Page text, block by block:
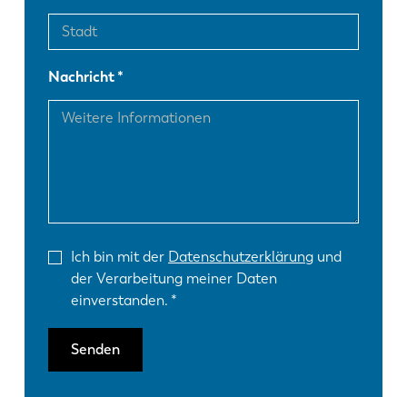
Nachricht
Ich bin mit der Datenschutzerklärung und
der Verarbeitung meiner Daten
einverstanden.
Senden